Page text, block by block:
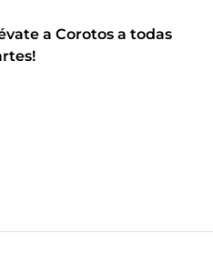
a Corotos a todas